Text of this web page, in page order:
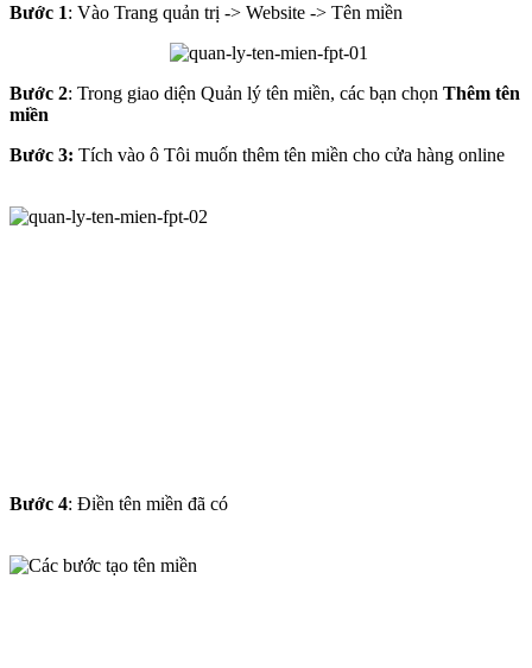
Bước 1: Vào Trang quản trị -> Website -> Tên miền
Bước 2: Trong giao diện Quản lý tên miền, các bạn chọn Thêm tên
miền
Bước 3: Tích vào ô Tôi muốn thêm tên miền cho cửa hàng online
Bước 4: Điền tên miền đã có